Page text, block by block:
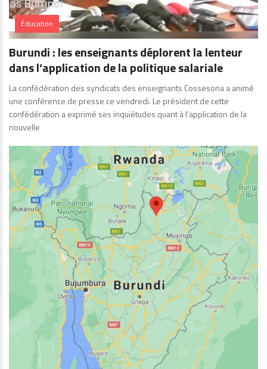
Éducation
Burundi : les enseignants déplorent la lenteur
dans l’application de la politique salariale
La confédération des syndicats des enseignants Cossesona a animé
une conférence de presse ce vendredi. Le président de cette
confédération a exprimé ses inquiétudes quant à l’application de la
nouvelle